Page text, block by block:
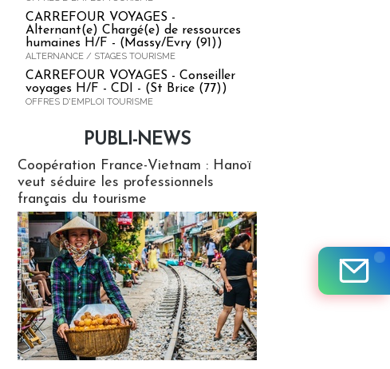
CARREFOUR VOYAGES -
Alternant(e) Chargé(e) de ressources
humaines H/F - (Massy/Evry (91))
ALTERNANCE / STAGES TOURISME
CARREFOUR VOYAGES - Conseiller
voyages H/F - CDI - (St Brice (77))
OFFRES D'EMPLOI TOURISME
PUBLI-NEWS
Coopération France-Vietnam : Hanoï
veut séduire les professionnels
français du tourisme